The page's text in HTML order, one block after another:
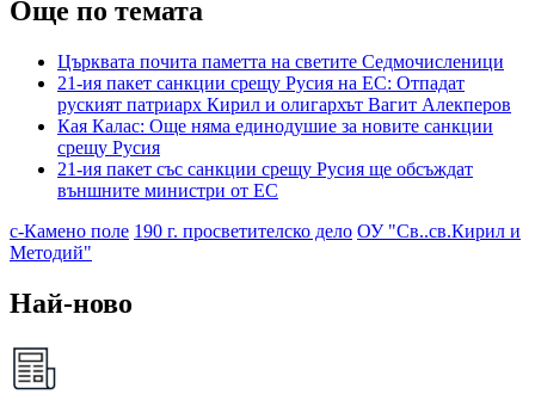
Още по темата
Църквата почита паметта на светите Седмочисленици
21-ия пакет санкции срещу Русия на ЕС: Oтпадат
руският патриарх Кирил и олигархът Вагит Алекперов
Кая Калас: Още няма единодушие за новите санкции
срещу Русия
21-ия пакет със санкции срещу Русия ще обсъждат
външните министри от ЕС
с-Камено поле 190 г. просветителско дело ОУ "Св..св.Кирил и
Методий"
Най-ново